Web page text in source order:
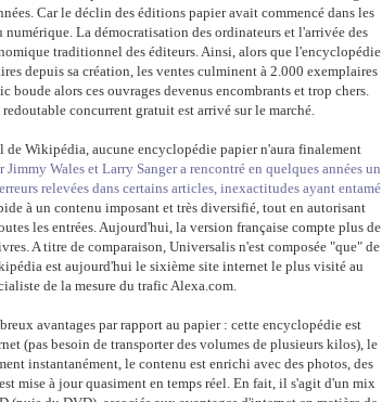
Car le déclin des éditions papier avait commencé dans les
numérique. La démocratisation des ordinateurs et l'arrivée des
traditionnel des éditeurs. Ainsi, alors que l'encyclopédie
depuis sa création, les ventes culminent à 2.000 exemplaires
boude alors ces ouvrages devenus encombrants et trop chers.
concurrent gratuit est arrivé sur le marché.
de Wikipédia, aucune encyclopédie papier n'aura finalement
Wales et Larry Sanger a rencontré en quelques années un
relevées dans certains articles, inexactitudes ayant entamé
à un contenu imposant et très diversifié, tout en autorisant
les entrées. Aujourd'hui, la version française compte plus de
A titre de comparaison, Universalis n'est composée "que" de
est aujourd'hui le sixième site internet le plus visité au
de la mesure du trafic Alexa.com.
avantages par rapport au papier : cette encyclopédie est
(pas besoin de transporter des volumes de plusieurs kilos), le
instantanément, le contenu est enrichi avec des photos, des
mise à jour quasiment en temps réel. En fait, il s'agit d'un mix